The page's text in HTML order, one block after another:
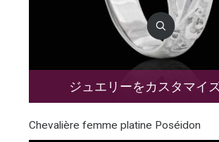
ジュエリーをカスタマイ
Chevalière femme platine Poséidon